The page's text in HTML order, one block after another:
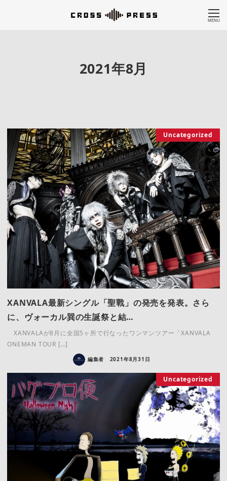
MENU
2021年8月
Uncategorized
XANVALA最新シングル「聖戰」の発売を発表。さら
に、ヴォーカル巽の生誕祭と結…
XANVALAが8月に全国5ヶ所で行なったワンマンツアー「XANVALA
ONEMAN TOUR […]
編集者 2021年8月31日
Uncategorized